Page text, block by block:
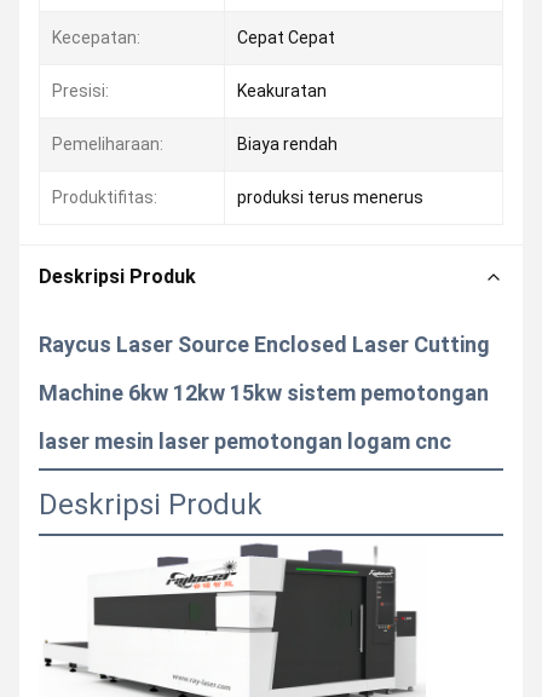
Kecepatan: Cepat Cepat
Presisi: Keakuratan
Pemeliharaan: Biaya rendah
Produktifitas: produksi terus menerus
Deskripsi Produk
Raycus Laser Source Enclosed Laser Cutting
Machine 6kw 12kw 15kw sistem pemotongan
laser mesin laser pemotongan logam cnc
Deskripsi Produk